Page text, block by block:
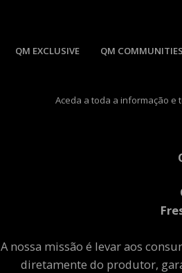
QM EXCLUSIVE QM COMMUNITIES
Aceda a toda a informação e
A nossa missão é levar aos
diretamente do produtor,